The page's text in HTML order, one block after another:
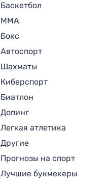
Баскетбол
MMA
Бокс
Автоспорт
Шахматы
Киберспорт
Биатлон
Допинг
Легкая атлетика
Другие
Прогнозы на спорт
Лучшие букмекеры